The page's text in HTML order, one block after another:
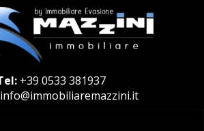
+39 0533 381937
info@immobiliaremazzini.it